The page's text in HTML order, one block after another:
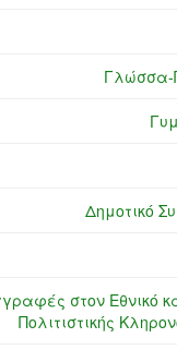
Γλώσσα-
Δημοτικό
στον Εθνικό
Πολιτιστικής